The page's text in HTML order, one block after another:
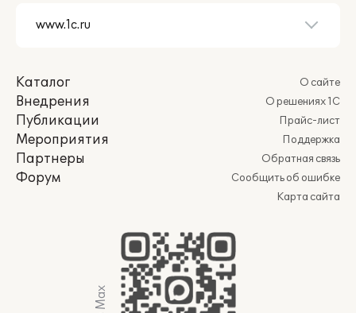
Каталог
Внедрения
Публикации
Мероприятия
Партнеры
Форум
О сайте
О решениях 1С
Прайс-лист
Поддержка
Обратная связь
Сообщить об ошибке
Карта сайта